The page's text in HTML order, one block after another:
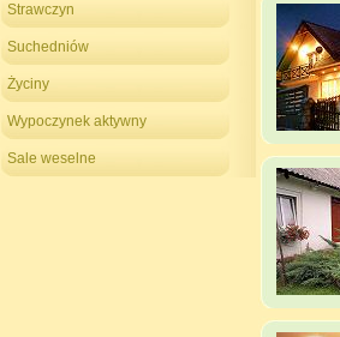
Strawczyn
Suchedniów
Życiny
Wypoczynek aktywny
Sale weselne